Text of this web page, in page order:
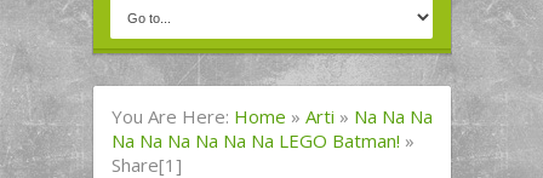
You Are Here: Home » Arti » Na Na Na
Na Na Na Na Na Na LEGO Batman! »
Share[1]